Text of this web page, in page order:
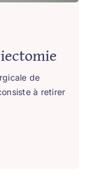
de
à retirer